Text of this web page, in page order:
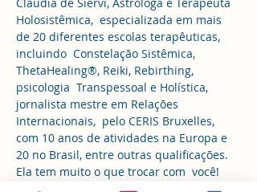
Holosistêmica,  especializada em mais
de 20 diferentes escolas terapêuticas,
incluindo  Constelação Sistêmica,
ThetaHealing®, Reiki, Rebirthing,
psicologia  Transpessoal e Holística,
jornalista mestre em Relações
Internacionais,  pelo CERIS Bruxelles,
com 10 anos de atividades na Europa e
20 no Brasil, entre outras qualificações.
Ela tem muito o que trocar com  você!